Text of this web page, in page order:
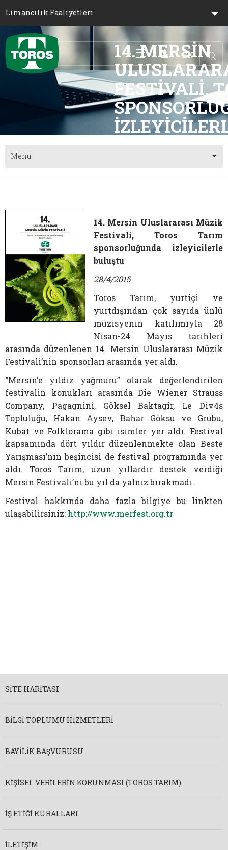
Limancılık Faaliyetleri
Toggle navigation
EN
14. MERSIN
FESTIVALI,
Menü
14. Mersin Uluslararası Müzik
Festivali, Toros Tarım
sponsorluğunda izleyicilerle
buluştu
28/4/2015
Toros Tarım, yurtiçi ve
yurtdışından çok sayıda ünlü
müzisyenin katılımıyla 28
Nisan-24 Mayıs tarihleri
arasında düzenlenen 14. Mersin Uluslararası Müzik
Festivali’nin sponsorları arasında yer aldı.
“Mersin’e yıldız yağmuru” olarak değerlendirilen
festivalin konukları arasında Die Wiener Strauss
Company, Pagagnini, Göksel Baktagir, Le Div4s
Topluluğu, Hakan Aysev, Bahar Göksu ve Grubu,
Kubat ve Folklorama gibi isimler yer aldı. Festival
kapsamında dört yıldır düzenlenmekte olan Beste
Yarışması’nın beşincisi de festival programında yer
aldı. Toros Tarım, uzun yıllardır destek verdiği
Mersin Festivali’ni bu yıl da yalnız bırakmadı.
Festival hakkında daha fazla bilgiye bu linkten
ulaşabilirsiniz: http://www.merfest.org.tr
SITE HARITASI
BILGI TOPLUMU HIZMETLERI
BAYILIK BAŞVURUSU
KIŞISEL VERILERIN KORUNMASI (TOROS TARIM)
İŞ ETIĞI KURALLARI
İLETIŞIM